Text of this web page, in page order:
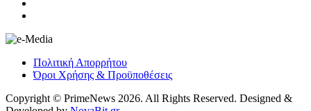
Πολιτική Απορρήτου
Όροι Χρήσης & Προϋποθέσεις
Copyright © PrimeNews 2026. All Rights Reserved. Designed &